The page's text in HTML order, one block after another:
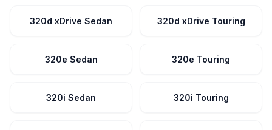
320d xDrive Sedan 320d xDrive Touring
320e Sedan 320e Touring
320i Sedan 320i Touring